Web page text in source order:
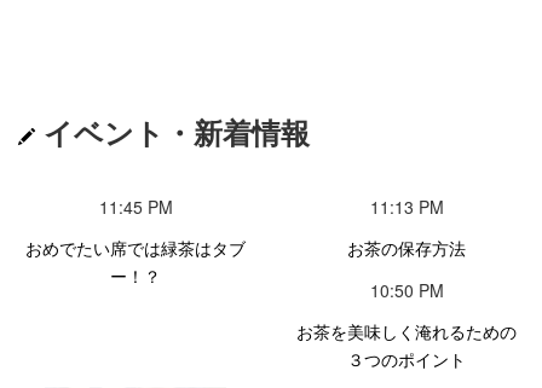
イベント・新着情報
11:45 PM
おめでたい席では緑茶はタブ
ー！？
11:13 PM
お茶の保存方法
10:50 PM
お茶を美味しく淹れるための
３つのポイント